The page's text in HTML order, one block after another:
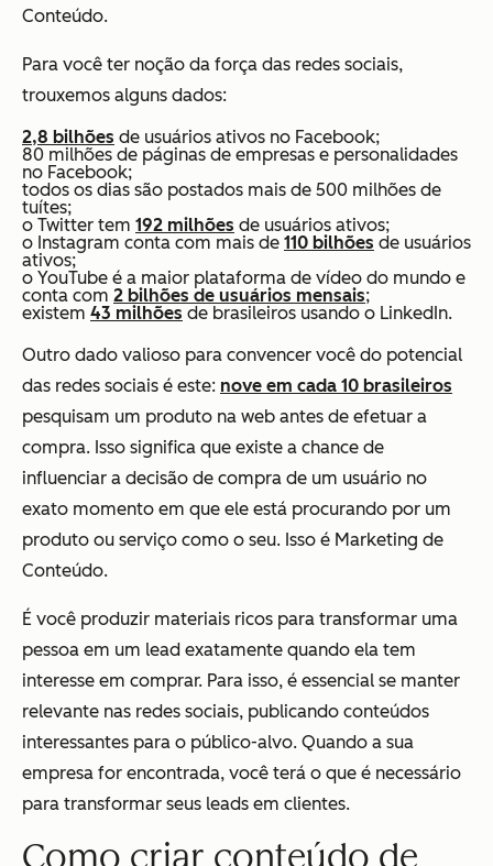
Conteúdo.
Para você ter noção da força das redes sociais,
trouxemos alguns dados:
2,8 bilhões de usuários ativos no Facebook;
80 milhões de páginas de empresas e personalidades
no Facebook;
todos os dias são postados mais de 500 milhões de
tuítes;
o Twitter tem 192 milhões de usuários ativos;
o Instagram conta com mais de 110 bilhões de usuários
ativos;
o YouTube é a maior plataforma de vídeo do mundo e
conta com 2 bilhões de usuários mensais;
existem 43 milhões de brasileiros usando o LinkedIn.
Outro dado valioso para convencer você do potencial
das redes sociais é este: nove em cada 10 brasileiros
pesquisam um produto na web antes de efetuar a
compra. Isso significa que existe a chance de
influenciar a decisão de compra de um usuário no
exato momento em que ele está procurando por um
produto ou serviço como o seu. Isso é Marketing de
Conteúdo.
É você produzir materiais ricos para transformar uma
pessoa em um lead exatamente quando ela tem
interesse em comprar. Para isso, é essencial se manter
relevante nas redes sociais, publicando conteúdos
interessantes para o público-alvo. Quando a sua
empresa for encontrada, você terá o que é necessário
para transformar seus leads em clientes.
Como criar conteúdo de